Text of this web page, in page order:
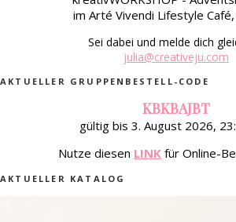
im Arté Vivendi Lifestyle
Sei dabei und melde dich
julia@creativeju.com
AKTUELLER GRUPPENBESTELL-CODE
KBKBAJBT
gültig bis 3. August 2026,
Nutze diesen LINK für Online-
AKTUELLER KATALOG